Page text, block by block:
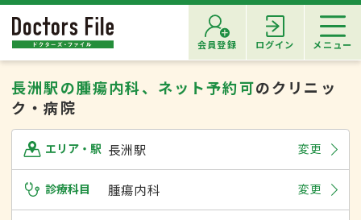
会員登録 ログイン メニュー
長洲駅の腫瘍内科、ネット予約可のクリニッ
ク・病院
エリア・駅 長洲駅 変更
診療科目 腫瘍内科 変更